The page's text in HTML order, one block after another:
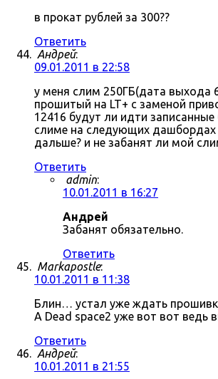
в прокат рублей за 300??
Ответить
Андрей:
09.01.2011 в 22:58
у меня слим 250ГБ(дата выхода
прошитый на LT+ с заменой
12416 будут ли идти записанные
слиме на следующих дашбордах
дальше? и не забанят ли мой
Ответить
admin:
10.01.2011 в 16:27
Андрей
Забанят обязательно.
Ответить
Markapostle:
10.01.2011 в 11:38
Блин… устал уже ждать
А Dead space2 уже вот вот ведь
Ответить
Андрей:
10.01.2011 в 21:55